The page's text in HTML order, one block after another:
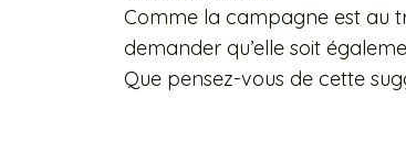
Comme la campagne est au
demander qu’elle soit
Que pensez-vous de cette